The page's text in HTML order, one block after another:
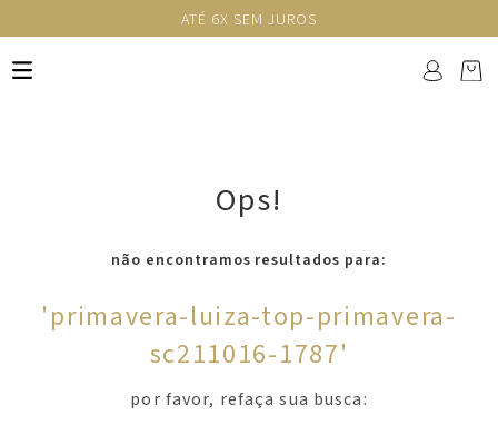
ATÉ 6X SEM JUROS
Ops!
não encontramos resultados para:
'primavera-luiza-top-primavera-
sc211016-1787'
por favor, refaça sua busca: